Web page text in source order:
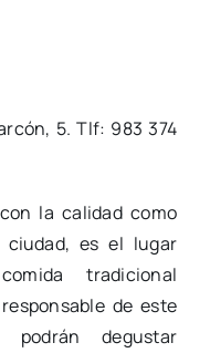
5. Tlf: 983 374
la calidad como
es el lugar
tradicional
de este
degustar